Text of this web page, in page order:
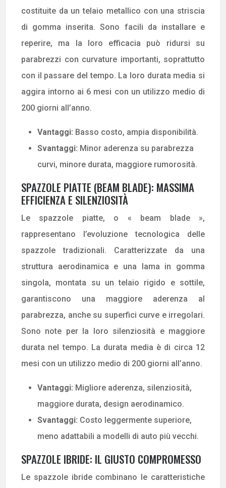
costituite da un telaio metallico con una striscia
di gomma inserita. Sono facili da installare e
reperire, ma la loro efficacia può ridursi su
parabrezzi con curvature importanti, soprattutto
con il passare del tempo. La loro durata media si
aggira intorno ai 6 mesi con un utilizzo medio di
200 giorni all’anno.
Vantaggi: Basso costo, ampia disponibilità.
Svantaggi: Minor aderenza su parabrezza
curvi, minore durata, maggiore rumorosità.
SPAZZOLE PIATTE (BEAM BLADE): MASSIMA
EFFICIENZA E SILENZIOSITÀ
Le spazzole piatte, o « beam blade »,
rappresentano l’evoluzione tecnologica delle
spazzole tradizionali. Caratterizzate da una
struttura aerodinamica e una lama in gomma
singola, montata su un telaio rigido e sottile,
garantiscono una maggiore aderenza al
parabrezza, anche su superfici curve e irregolari.
Sono note per la loro silenziosità e maggiore
durata nel tempo. La durata media è di circa 12
mesi con un utilizzo medio di 200 giorni all’anno.
Vantaggi: Migliore aderenza, silenziosità,
maggiore durata, design aerodinamico.
Svantaggi: Costo leggermente superiore,
meno adattabili a modelli di auto più vecchi.
SPAZZOLE IBRIDE: IL GIUSTO COMPROMESSO
Le spazzole ibride combinano le caratteristiche